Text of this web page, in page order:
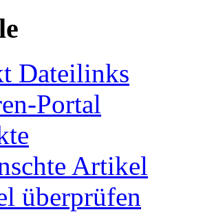
Dateilinks
Portal
Artikel
überprüfen